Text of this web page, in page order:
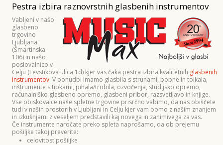
Pestra izbira raznovrstnih glasbenih instrumentov
Vabljeni v našo
glasbeno
trgovino
Ljubljana
(Šmartinska
106) in našo
poslovalnico v
Celju (Levstikova ulica 1d) kjer vas čaka pestra izbira kvalitetnih glasbenih
instrumentov. V ponudbi imamo glasbila s strunami, bobne in tolkala,
inštrumente s tipkami, pihala/trobila, ozvočenja, studijsko opremo,
računalniško glasbeno opremo, glasbeni pribor, razsvetljavo in knjige.
Vse obiskovalce naše spletne trgovine prisrčno vabimo, da nas obiščete
tudi v naših prostorih v Ljubljani in Celju kjer vam bomo z našim znanjem
in izkušnjami z veseljem predstavili kaj novega in zanimivega za vas.
Če instrumente naročate preko spleta naprošamo, da ob prejemu
pošiljke takoj preverite:
celovitost pošiljke